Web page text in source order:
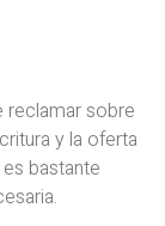
reclamar sobre
y la oferta
bastante